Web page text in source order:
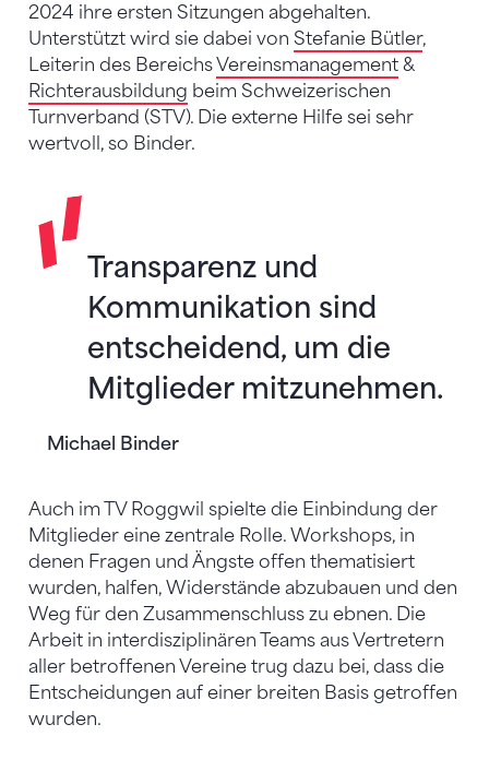
2024 ihre ersten Sitzungen abgehalten.
Unterstützt wird sie dabei von Stefanie Bütler,
Leiterin des BereichsVereinsmanagement &
Richterausbildung beim Schweizerischen
Turnverband (STV). Die externe Hilfe sei sehr
wertvoll, so Binder.
Michael Binder
Transparenz und
Kommunikation sind
entscheidend, um die
Mitglieder mitzunehmen.
Auch im TV Roggwil spielte die Einbindung der
Mitglieder eine zentrale Rolle. Workshops, in
denen Fragen und Ängste offen thematisiert
wurden, halfen, Widerstände abzubauen und den
Weg für den Zusammenschluss zu ebnen. Die
Arbeit in interdisziplinären Teams aus Vertretern
aller betroffenen Vereine trug dazu bei, dass die
Entscheidungen auf einer breiten Basis getroffen
wurden.